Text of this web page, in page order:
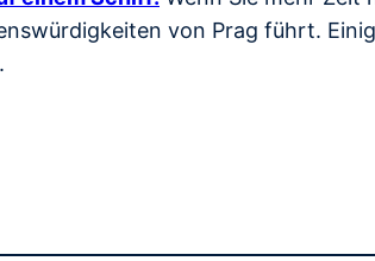
von Prag führt.
.